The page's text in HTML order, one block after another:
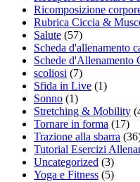
Ricomposizione
Rubrica Ciccia &
Salute (57)
Scheda d'allenamento
Schede d'Allenamento
scoliosi (7)
Sfida in Live (1)
Sonno (1)
Stretching & Mobility
Tornare in forma (17)
Trazione alla sbarra
Tutorial Esercizi
Uncategorized (3)
Yoga e Fitness (5)